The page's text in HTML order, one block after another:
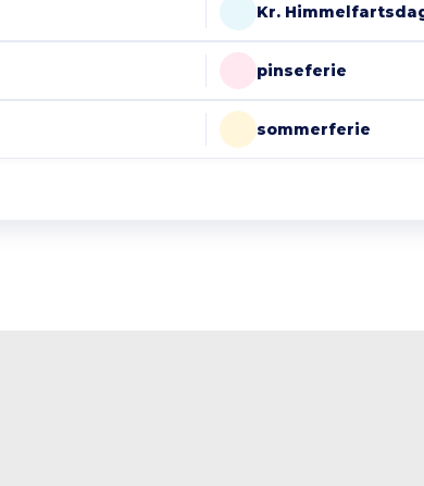
Kr.
pinseferie
sommerferie